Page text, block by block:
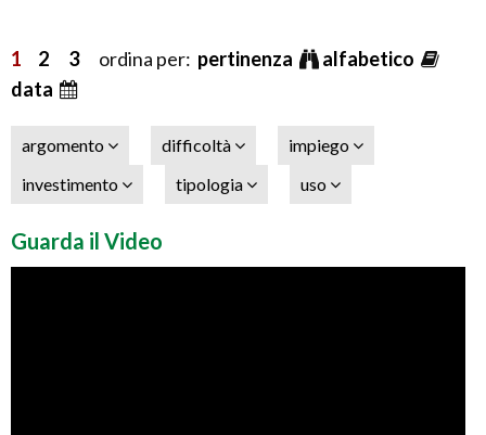
1 2 3ordina per: pertinenza
alfabetico
data
argomento difficoltà
impiego
investimento
tipologia uso
Guarda il Video